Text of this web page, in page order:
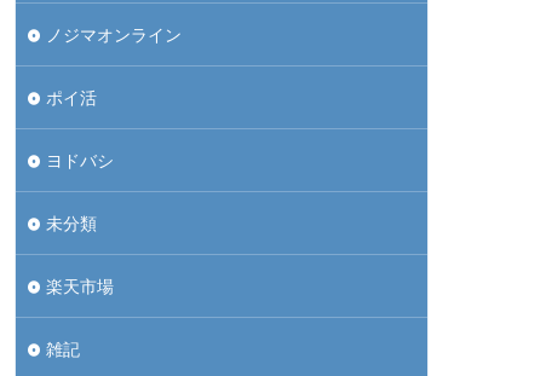
ノジマオンライン
ポイ活
ヨドバシ
未分類
楽天市場
雑記